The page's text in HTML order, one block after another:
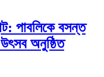
পাবলিকে বসন্ত
অনুষ্ঠিত